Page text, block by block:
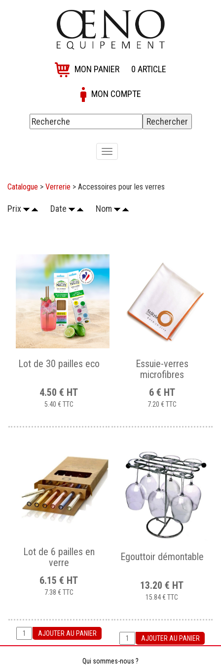
MON PANIER 0 ARTICLE
MON COMPTE
Toggle
navigation
Catalogue > Verrerie > Accessoires pour les verres
Prix Date Nom
Lot de 30 pailles eco
4.50 € HT
5.40 €TTC
Essuie-verres
microfibres
6€ HT
7.20 €TTC
Lot de 6 pailles en
verre
6.15 € HT
7.38 €TTC
AJOUTER AU PANIER
Egouttoir démontable
13.20 € HT
15.84 €TTC
AJOUTER AU PANIER
Qui sommes-nous ?